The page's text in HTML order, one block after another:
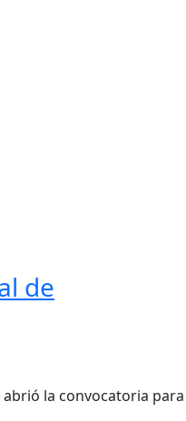
de
la convocatoria para